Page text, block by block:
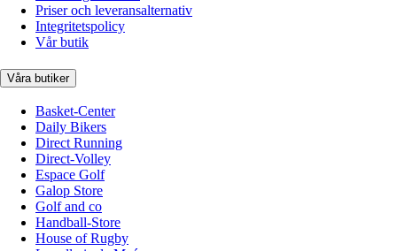
Priser och leveransalternativ
Integritetspolicy
Vår butik
Våra butiker
Basket-Center
Daily Bikers
Direct Running
Direct-Volley
Espace Golf
Galop Store
Golf and co
Handball-Store
House of Rugby